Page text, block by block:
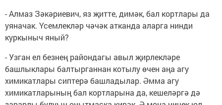
- Алмаз Зәкәриевич, яз җитте, димәк, бал кортлары да
уяначак. Үсемлекләр чәчәк атканда аларга нинди
куркыныч яный?
- Узган ел безнең райондагы авыл җирлекләре
башлыклары балтырганнан котылу өчен аңа агу
химикатлары сиптерә башладылар. Әмма агу
химикатларының бал кортларына да, кешеләргә дә